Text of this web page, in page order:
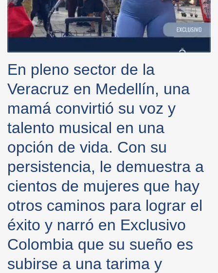
En pleno sector de la
Veracruz en Medellín, una
mamá convirtió su voz y
talento musical en una
opción de vida. Con su
persistencia, le demuestra a
cientos de mujeres que hay
otros caminos para lograr el
éxito y narró en Exclusivo
Colombia que su sueño es
subirse a una tarima y